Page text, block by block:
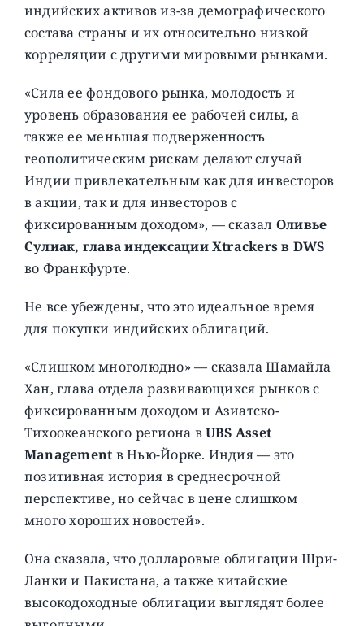
индийских активов из-за демографического
состава страны и их относительно низкой
корреляции с другими мировыми рынками.
«Сила ее фондового рынка, молодость и
уровень образования ее рабочей силы, а
также ее меньшая подверженность
геополитическим рискам делают случай
Индии привлекательным как для инвесторов
в акции, так и для инвесторов с
фиксированным доходом», — сказал Оливье
Сулиак, глава индексации Xtrackers в DWS
во Франкфурте.
Не все убеждены, что это идеальное время
для покупки индийских облигаций.
«Слишком многолюдно» — сказала Шамайла
Хан, глава отдела развивающихся рынков с
фиксированным доходом и Азиатско-
Тихоокеанского региона вUBS Asset
Managementв Нью-Йорке. Индия — это
позитивная история в среднесрочной
перспективе, но сейчас в цене слишком
много хороших новостей».
Она сказала, что долларовые облигации Шри-
Ланки и Пакистана, а также китайские
высокодоходные облигации выглядят более